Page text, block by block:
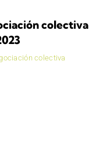
colectiva
colectiva